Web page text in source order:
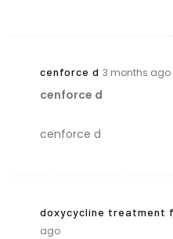
cenforce d 3 months ago
cenforce d
cenforce d
doxycycline treatment
ago